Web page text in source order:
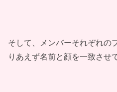
そして、メンバーそれぞれの
りあえず名前と顔を一致させ